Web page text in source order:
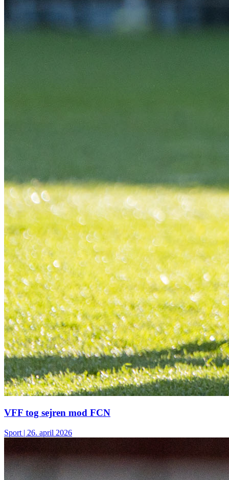
VFF tog sejren mod FCN
Sport | 26. april 2026